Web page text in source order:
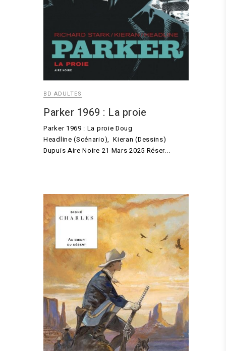
BD ADULTES
Parker 1969 : La proie
Parker 1969 : La proie Doug
Headline (Scénario), Kieran (Dessins)
Dupuis Aire Noire 21 Mars 2025 Réser...